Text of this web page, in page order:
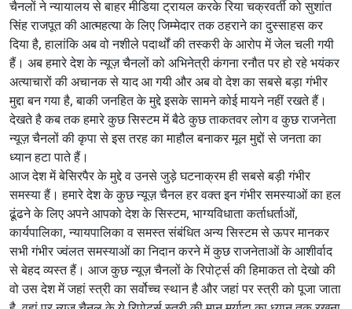
चैनलों ने न्यायालय से बाहर मीडिया ट्रायल करके रिया चक्रवर्ती को सुशांत
सिंह राजपूत की आत्महत्या के लिए जिम्मेदार तक ठहराने का दुस्साहस कर
दिया है, हालांकि अब वो नशीले पदार्थों की तस्करी के आरोप में जेल चली गयी
हैं। अब हमारे देश के न्यूज़ चैनलों को अभिनेत्री कंगना रनौत पर हो रहे भयंकर
अत्याचारों की अचानक से याद आ गयी और अब वो देश का सबसे बड़ा गंभीर
मुद्दा बन गया है, बाकी जनहित के मुद्दे इसके सामने कोई मायने नहीं रखते हैं।
देखते है कब तक हमारे कुछ सिस्टम में बैठे कुछ ताकतवर लोग व कुछ राजनेता
न्यूज़ चैनलों की कृपा से इस तरह का माहौल बनाकर मूल मुद्दों से जनता का
ध्यान हटा पाते हैं।
आज देश में बेसिरपैर के मुद्दे व उनसे जुड़े घटनाक्रम ही सबसे बड़ी गंभीर
समस्या हैं। हमारे देश के कुछ न्यूज़ चैनल हर वक्त इन गंभीर समस्याओं का हल
ढूंढने के लिए अपने आपको देश के सिस्टम, भाग्यविधाता कर्ताधर्ताओं,
कार्यपालिका, न्यायपालिका व समस्त संबंधित अन्य सिस्टम से ऊपर मानकर
सभी गंभीर ज्वंलत समस्याओं का निदान करने में कुछ राजनेताओं के आशीर्वाद
से बेहद व्यस्त हैं। आज कुछ न्यूज़ चैनलों के रिपोर्ट्स की हिमाकत तो देखो की
वो उस देश में जहां स्त्री का सर्वोच्च स्थान है और जहां पर स्त्री को पूजा जाता